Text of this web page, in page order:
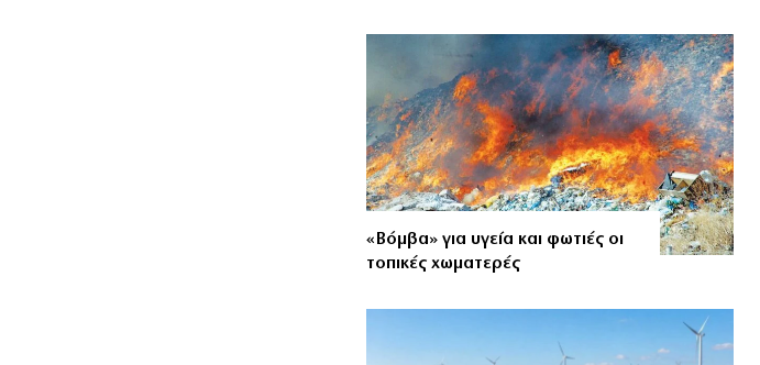
«Βόμβα» για υγεία και φωτιές οι
τοπικές χωματερές